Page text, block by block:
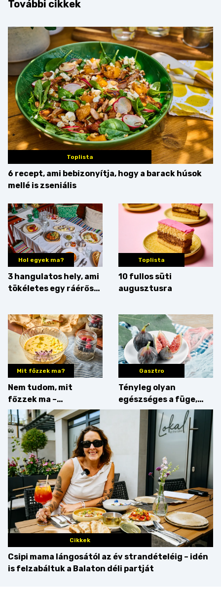
További cikkek
Toplista
6 recept, ami bebizonyítja, hogy a barack húsok
mellé is zseniális
Hol egyek ma?
3 hangulatos hely, ami
tökéletes egy ráérős
Toplista
10 fullos süti
augusztusra
Mit főzzek ma?
Nem tudom, mit
főzzek ma –
Villámgyors menü
Gasztro
Tényleg olyan
egészséges a füge,
mint amilyennek
gondoljuk?
Cikkek
Csipi mama lángosától az év strandételéig – idén
is felzabáltuk a Balaton déli partját